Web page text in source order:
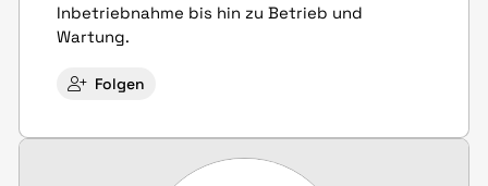
Inbetriebnahme bis hin zu Betrieb und
Wartung.
Folgen